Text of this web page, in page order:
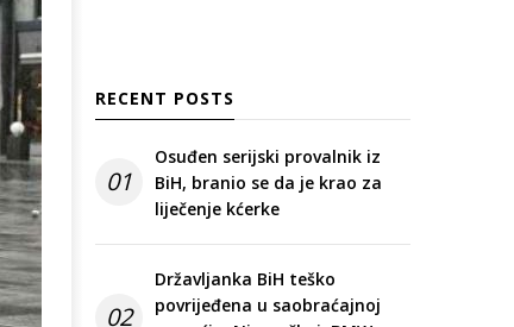
RECENT POSTS
01
Osuđen serijski provalnik iz
BiH, branio se da je krao za
liječenje kćerke
02
Državljanka BiH teško
povrijeđena u saobraćajnoj